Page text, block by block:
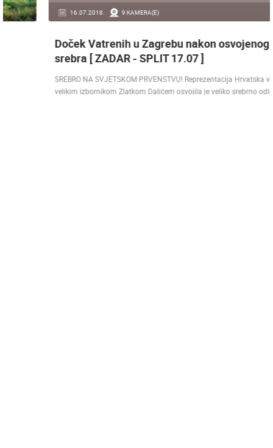
16.07.2018. 9 KAMERA(E)
Doček Vatrenih u Zagrebu nakon osvojenog
srebra [ ZADAR - SPLIT 17.07 ]
SREBRO NA SVJETSKOM PRVENSTVU! Reprezentacija Hrvatska vođena
velikim izbornikom Zlatkom Dalićem osvojila je veliko srebrno odličje.…